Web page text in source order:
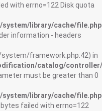
with errno=122 Disk quota
library/cache/file.php
information - headers
framework.php:42) in
catalog/
must be greater than 0
library/cache/file.php
failed with errno=122